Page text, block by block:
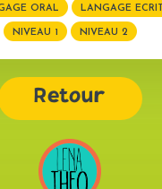
ORAL LANGAGE ECRIT
NIVEAU 1 NIVEAU 2
Retour